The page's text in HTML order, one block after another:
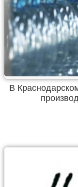
В